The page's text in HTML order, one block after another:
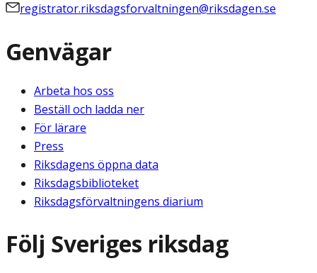
registrator.riksdagsforvaltningen@riksdagen.se
Genvägar
Arbeta hos oss
Beställ och ladda ner
För lärare
Press
Riksdagens öppna data
Riksdagsbiblioteket
Riksdagsförvaltningens diarium
Följ Sveriges riksdag